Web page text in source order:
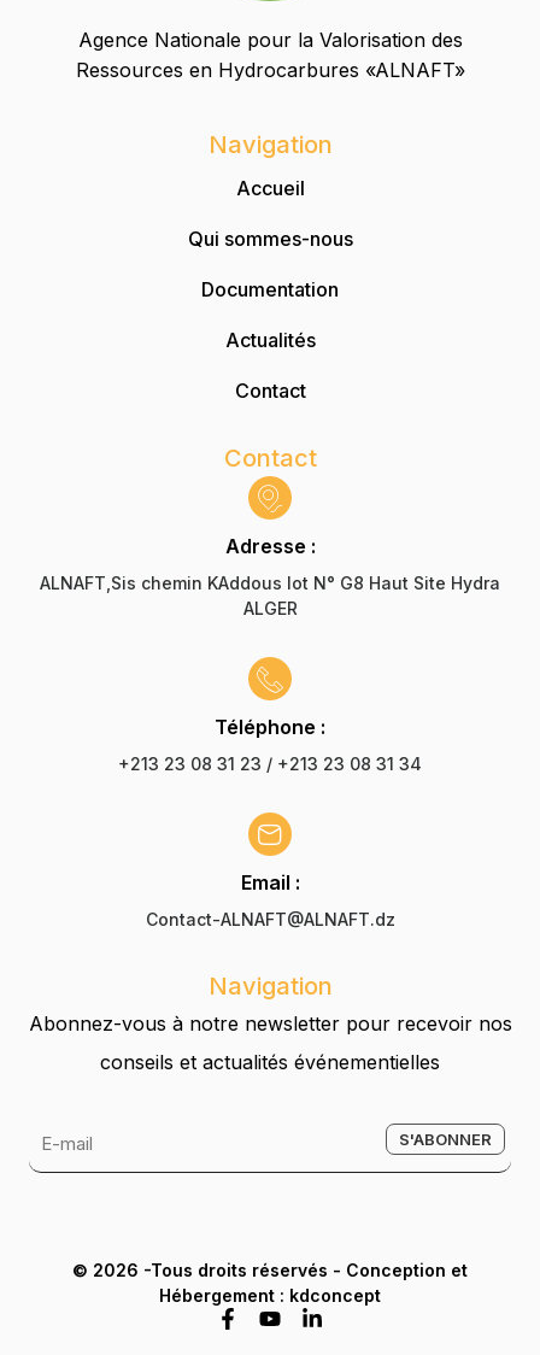
Agence Nationale pour la Valorisation des
Ressources en Hydrocarbures «ALNAFT»
Navigation
Accueil
Qui sommes-nous
Documentation
Actualités
Contact
Contact
Adresse :
ALNAFT,Sis chemin KAddous lot N° G8 Haut Site Hydra
ALGER
Téléphone :
+213 23 08 31 23 / +213 23 08 31 34
Email :
Contact-ALNAFT@ALNAFT.dz
Navigation
Abonnez-vous à notre newsletter pour recevoir nos
conseils et actualités événementielles
© 2026 -Tous droits réservés - Conception et
Hébergement : kdconcept